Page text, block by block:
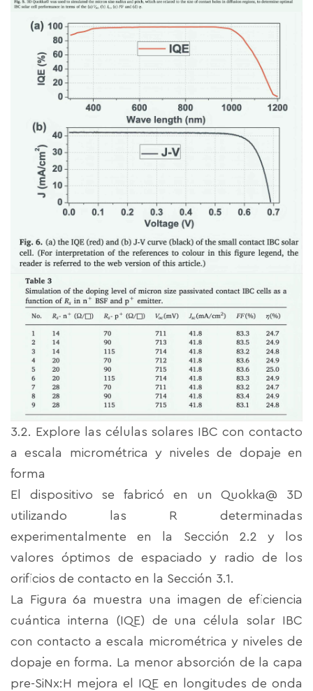
3.2. Explore las células solares IBC con contacto
a escala micrométrica y niveles de dopaje en
forma
El dispositivo se fabricó en un Quokka@ 3D
utilizando las R determinadas
experimentalmente en la Sección 2.2 y los
valores óptimos de espaciado y radio de los
orificios de contacto en la Sección 3.1.
La Figura 6a muestra una imagen de eficiencia
cuántica interna (IQE) de una célula solar IBC
con contacto a escala micrométrica y niveles de
dopaje en forma. La menor absorción de la capa
pre-SiNx:H mejora el IQE en longitudes de onda